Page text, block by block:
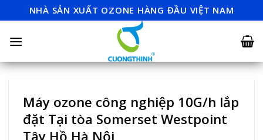
to
content
NHÀ SẢN XUẤT OZONE HÀNG ĐẦU VIỆT NAM
Máy ozone công nghiệp 10G/h lắp
đặt Tại tòa Somerset Westpoint
Tây Hồ Hà Nội